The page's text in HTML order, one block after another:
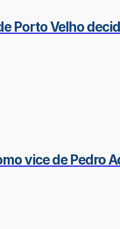
Porto Velho
vice de Pedro